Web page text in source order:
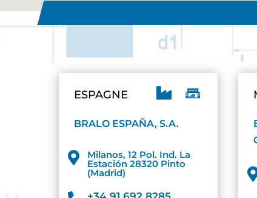
ESPAGNE 
BRALO ESPAÑA, S.A.
 Milanos, 12 Pol. Ind. La
Estación 28320 Pinto
(Madrid)